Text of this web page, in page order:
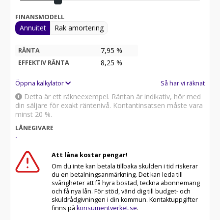
eller upp till bilen har gått 15000mil, Garanti (via Solid-
se villkor). Vi erbjuder förmånlig finansiering och tar
gärna er bil i inbyte #### Finansieringsförslag
avbetalning: 195.000:- kontantinsats/inbytesbil ger en
månadskostnad på 11.309:- ####
FINANSMODELL
Annuitet Rak amortering
RÄNTA 7,95 %
EFFEKTIV RÄNTA 8,25 %
Öppna kalkylator Så har vi räknat
Detta är ett räkneexempel. Räntan är indikativ, hör med
din säljare för exakt räntenivå. Kontantinsatsen måste vara
minst 20 %.
LÅNEGIVARE
-
Att låna kostar pengar!
Om du inte kan betala tillbaka skulden i tid riskerar
du en betalningsanmärkning. Det kan leda till
svårigheter att få hyra bostad, teckna abonnemang
och få nya lån. För stöd, vänd dig till budget- och
skuldrådgivningen i din kommun. Kontaktuppgifter
finns på konsumentverket.se.